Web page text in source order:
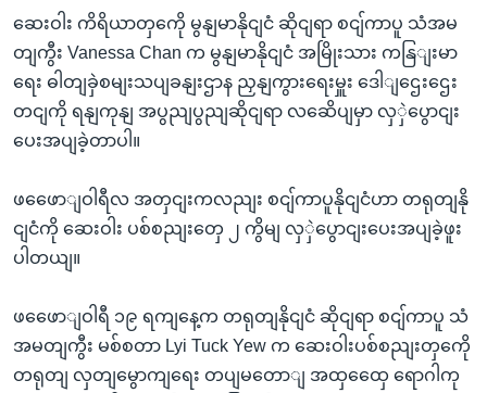
ဆေးဝါး ကိရိယာတှကေို မွနျမာနိုငျငံ ဆိုငျရာ စငျ်ကာပူ သံအမ
တျကွီး Vanessa Chan က မွနျမာနိုငျငံ အမြိုးသား ကနြျးမာ
ရေး ဓါတျခှဲစမျးသပျခနျးဌာန ညှနျကွားရေးမှူး ဒေါျဌေးဌေး
တငျကို ရနျကုနျ အပွညျပွညျဆိုငျရာ လဆေိပျမှာ လှှဲပွောငျး
ပေးအပျခဲ့တာပါ။
ဖဖေောျဝါရီလ အတှငျးကလညျး စငျ်ကာပူနိုငျငံဟာ တရုတျနို
ငျငံကို ဆေးဝါး ပစ်စညျးတှေ ၂ ကွိမျ လှှဲပွောငျးပေးအပျခဲ့ဖူး
ပါတယျ။
ဖဖေောျဝါရီ ၁၉ ရကျနေ့က တရုတျနိုငျငံ ဆိုငျရာ စငျ်ကာပူ သံ
အမတျကွီး မစ်စတာ Lyi Tuck Yew က ဆေးဝါးပစ်စညျးတှကေို
တရုတျ လှတျမွောကျရေး တပျမတောျ အထှထှေေ ရောဂါကု